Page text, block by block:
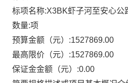
标项名称:X3BK虾子河至安心公
数量:项
预算金额（元） :1527869.00
最高限价（元） :1527869.00
保证金金额（元） :0.00